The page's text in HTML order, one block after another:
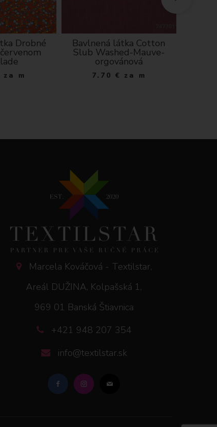
Drobné
za m
Bavlnená látka Cotton
Slub Washed-Mauve-
orgovánová
7.70 € za m
Marcela Kováčová - Textilstar,
Areál DUŽINA, Kolpašská 1,
969 01 Banská Štiavnica
+421 948 207 354
info@textilstar.sk